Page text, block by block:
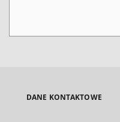
DANE KONTAKTOWE